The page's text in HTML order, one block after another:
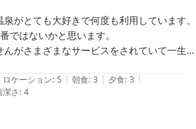
しても、大人の方にも楽しんでいただけ
ざいます。
しても、海鮮に限らず様々なメニューを
言葉を頂戴し、安堵いたしました。
のサービスをご活用いただきながらゆっ
うで、私どもにとりましても喜ばしい限
がとても大好きで何度も利用しています。
ではないかと思います。
がさまざまなサービスをされていて一生懸
フバイキングもそれなりですしアルコール
類豊富で楽しめるかも。
しています。
ロケーション: 5 | 朝食: 3 | 夕食: 3 |
潔さ: 4